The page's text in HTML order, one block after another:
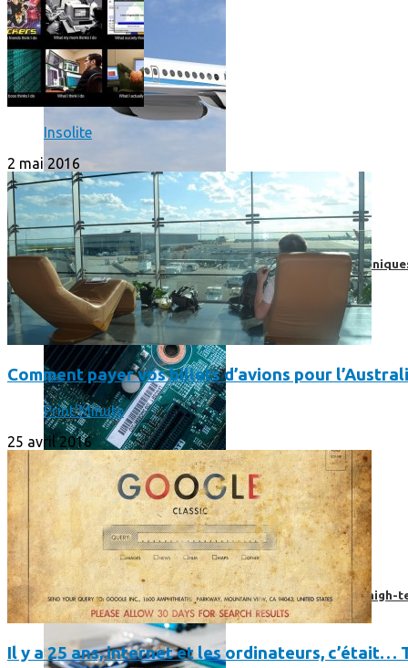
High-Tech
High-Tech
Les circuits imprimés, le coeur de nos appareils
Prendre une extension de garantie pour vos appareils high-
Insolite
2 mai 2016
Comment payer vos billets d’avions pour
Print'Minute
25 avril 2016
Il y a 25 ans, internet et les ordinateurs, c’était…